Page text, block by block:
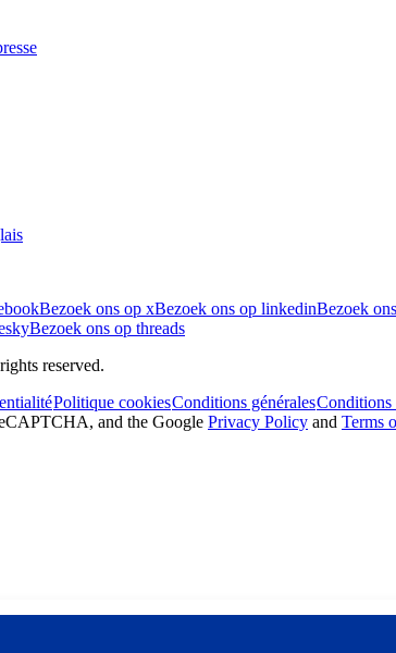
Bezoek ons op xBezoek ons op linkedinBezoek
Bezoek ons op threads
reserved.
Politique cookiesConditions généralesConditions
and the Google Privacy Policy and Terms